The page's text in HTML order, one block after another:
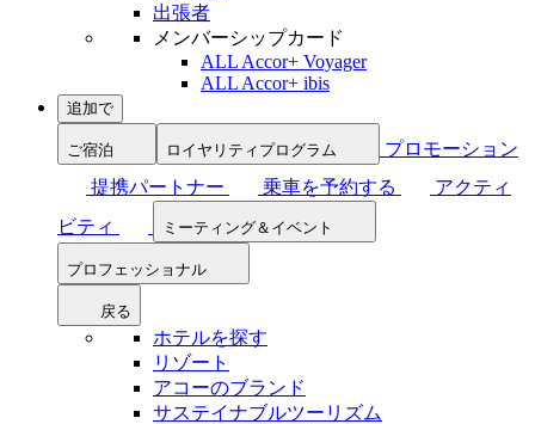
出張者
メンバーシップカード
ALL Accor+ Voyager
ALL Accor+ ibis
追加で
ご宿泊 ロイヤリティプログラム
プロモーション
提携パートナー
乗車を予約する
アクティ
ビティ
ミーティング＆イベント
プロフェッショナル
戻る
ホテルを探す
リゾート
アコーのブランド
サステイナブルツーリズム